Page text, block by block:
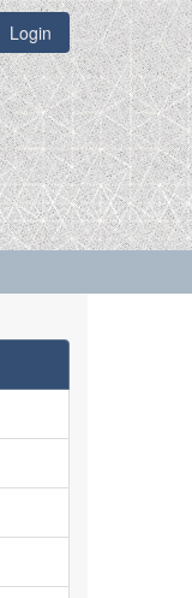
Login